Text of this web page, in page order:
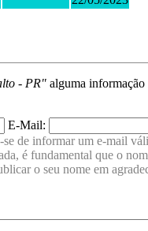
- PR" alguma
E-Mail:
de informar um e-mail
é fundamental que o
o seu nome em